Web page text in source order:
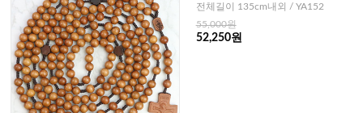
전체길이 135cm내외 / YA152
55,000원
52,250원